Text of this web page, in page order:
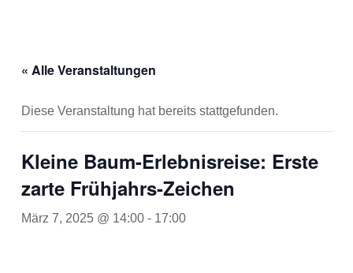
« Alle Veranstaltungen
Diese Veranstaltung hat bereits stattgefunden.
Kleine Baum-Erlebnisreise: Erste
zarte Frühjahrs-Zeichen
März 7, 2025 @ 14:00- 17:00